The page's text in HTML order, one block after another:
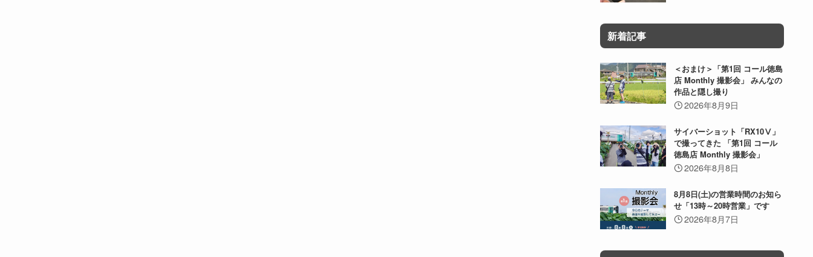
新着記事
＜おまけ＞「第1回 コール徳島
店 Monthly 撮影会」 みんなの
作品と隠し撮り
2026年8月9日
サイバーショット「RX10Ⅴ」
で撮ってきた 「第1回 コール
徳島店 Monthly 撮影会」
2026年8月8日
8月8日(土)の営業時間のお知ら
せ「13時～20時営業」です
2026年8月7日